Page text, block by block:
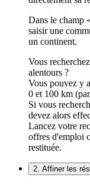
Dans le champ
saisir une
un continent.
Vous
alentours ?
Vous pouvez y
0 et 100 km
Si vous
devez alors
Lancez votre
offres d'emploi
restituée.
2. Affiner les